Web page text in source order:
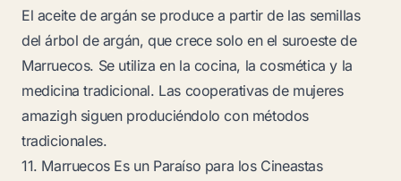
El aceite de argán se produce a partir de las semillas
del árbol de argán, que crece solo en el suroeste de
Marruecos. Se utiliza en la cocina, la cosmética y la
medicina tradicional. Las cooperativas de mujeres
amazigh siguen produciéndolo con métodos
tradicionales.
11. Marruecos Es un Paraíso para los Cineastas